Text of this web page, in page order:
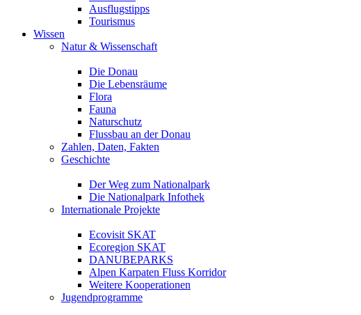
Ausflugstipps
Tourismus
Wissen
Natur & Wissenschaft
Die Donau
Die Lebensräume
Flora
Fauna
Naturschutz
Flussbau an der Donau
Zahlen, Daten, Fakten
Geschichte
Der Weg zum Nationalpark
Die Nationalpark Infothek
Internationale Projekte
Ecovisit SKAT
Ecoregion SKAT
DANUBEPARKS
Alpen Karpaten Fluss Korridor
Weitere Kooperationen
Jugendprogramme